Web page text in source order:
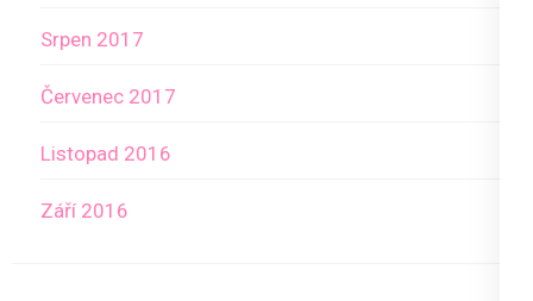
Srpen 2017
Červenec 2017
Listopad 2016
Září 2016